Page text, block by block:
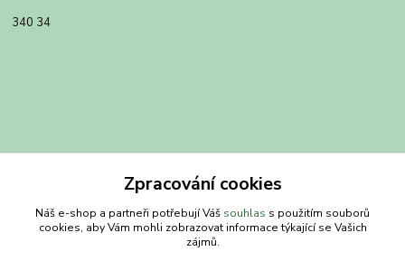
340 34
Zpracování cookies
Náš e-shop a partneři potřebují Váš souhlas s použitím souborů
cookies, aby Vám mohli zobrazovat informace týkající se Vašich
zájmů.